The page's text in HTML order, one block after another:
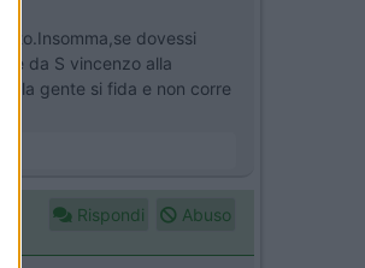
dovessi
da S vincenzo alla
la gente si fida e non corre
Rispondi Abuso